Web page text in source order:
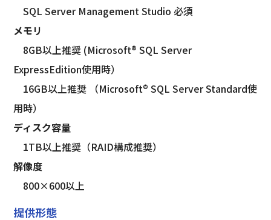
SQL Server Management Studio 必須
メモリ
8GB以上推奨 (Microsoft® SQL Server
ExpressEdition使用時）
16GB以上推奨 （Microsoft® SQL Server Standard使
用時）
ディスク容量
1TB以上推奨（RAID構成推奨）
解像度
800×600以上
提供形態